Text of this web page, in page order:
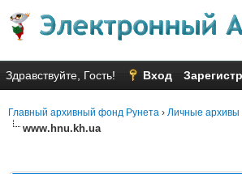
Здравствуйте, Гость! Вход
Главный архивный фонд Рунета › Личные архивы
www.hnu.kh.ua